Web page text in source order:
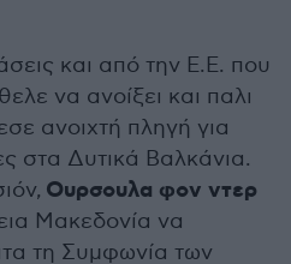
και από την Ε.Ε. που
να ανοίξει και παλι
ανοιχτή πληγή για
στα Δυτικά Βαλκάνια.
Ουρσουλα φον ντερ
Μακεδονία να
τη Συμφωνία των